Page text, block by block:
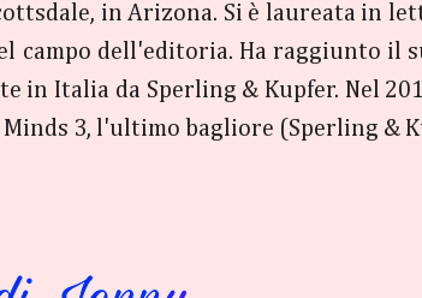
in Arizona. Si è laureata in
campo dell'editoria. Ha raggiunto il
in Italia da Sperling & Kupfer. Nel
3, l'ultimo bagliore (Sperling &